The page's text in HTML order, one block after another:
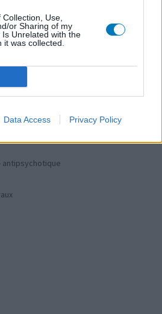
Use,
or Sharing of my
Unrelated with the
was collected.
Data Access Privacy Policy
antipsychotique